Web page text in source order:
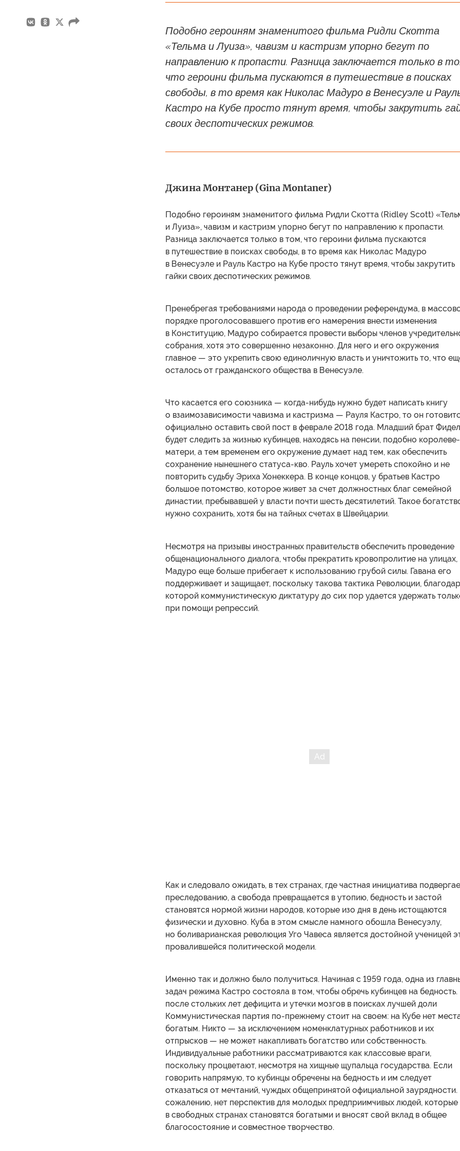
Подобно героиням знаменитого фильма Ридли Скотта
«Тельма и Луиза», чавизм и кастризм упорно бегут по
направлению к пропасти. Разница заключается только в
что героини фильма пускаются в путешествие в поисках
свободы, в то время как Николас Мадуро в Венесуэле и
Кастро на Кубе просто тянут время, чтобы закрутить
своих деспотических режимов.
Джина Монтанер (Gina Montaner)
Подобно героиням знаменитого фильма Ридли Скотта (Ridley Scott)
и Луиза», чавизм и кастризм упорно бегут по направлению к пропасти.
Разница заключается только в том, что героини фильма пускаются
в путешествие в поисках свободы, в то время как Николас Мадуро
в Венесуэле и Рауль Кастро на Кубе просто тянут время, чтобы закрутить
гайки своих деспотических режимов.
Пренебрегая требованиями народа о проведении референдума, в
порядке проголосовавшего против его намерения внести изменения
в Конституцию, Мадуро собирается провести выборы членов
собрания, хотя это совершенно незаконно. Для него и его окружения
главное — это укрепить свою единоличную власть и уничтожить то, что
осталось от гражданского общества в Венесуэле.
Что касается его союзника — когда-нибудь нужно будет написать книгу
о взаимозависимости чавизма и кастризма — Рауля Кастро, то он
официально оставить свой пост в феврале 2018 года. Младший брат
будет следить за жизнью кубинцев, находясь на пенсии, подобно королеве-
матери, а тем временем его окружение думает над тем, как обеспечить
сохранение нынешнего статуса-кво. Рауль хочет умереть спокойно и не
повторить судьбу Эриха Хонеккера. В конце концов, у братьев Кастро
большое потомство, которое живет за счет должностных благ семейной
династии, пребывавшей у власти почти шесть десятилетий. Такое
нужно сохранить, хотя бы на тайных счетах в Швейцарии.
Несмотря на призывы иностранных правительств обеспечить проведение
общенационального диалога, чтобы прекратить кровопролитие на улицах,
Мадуро еще больше прибегает к использованию грубой силы. Гавана его
поддерживает и защищает, поскольку такова тактика Революции,
которой коммунистическую диктатуру до сих пор удается удержать
при помощи репрессий.
Как и следовало ожидать, в тех странах, где частная инициатива
преследованию, а свобода превращается в утопию, бедность и застой
становятся нормой жизни народов, которые изо дня в день истощаются
физически и духовно. Куба в этом смысле намного обошла Венесуэлу,
но боливарианская революция Уго Чавеса является достойной ученицей
провалившейся политической модели.
Именно так и должно было получиться. Начиная с 1959 года, одна из
задач режима Кастро состояла в том, чтобы обречь кубинцев на
после стольких лет дефицита и утечки мозгов в поисках лучшей доли
Коммунистическая партия по-прежнему стоит на своем: на Кубе нет
богатым. Никто — за исключением номенклатурных работников и их
отпрысков — не может накапливать богатство или собственность.
Индивидуальные работники рассматриваются как классовые враги,
поскольку процветают, несмотря на хищные щупальца государства. Если
говорить напрямую, то кубинцы обречены на бедность и им следует
отказаться от мечтаний, чуждых общепринятой официальной заурядности.
сожалению, нет перспектив для молодых предприимчивых людей, которые
в свободных странах становятся богатыми и вносят свой вклад в общее
благосостояние и совместное творчество.